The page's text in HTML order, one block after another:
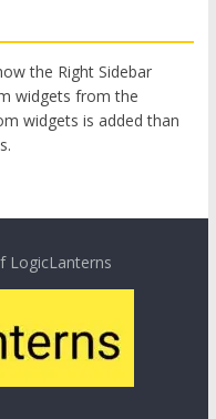
the Right Sidebar
widgets from the
widgets is added than
LogicLanterns